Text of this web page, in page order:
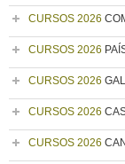
CURSOS 2026
CURSOS 2026
CURSOS 2026
CURSOS 2026
CURSOS 2026